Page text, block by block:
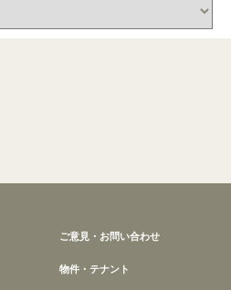
ご意見・お問い合わせ
物件・テナント